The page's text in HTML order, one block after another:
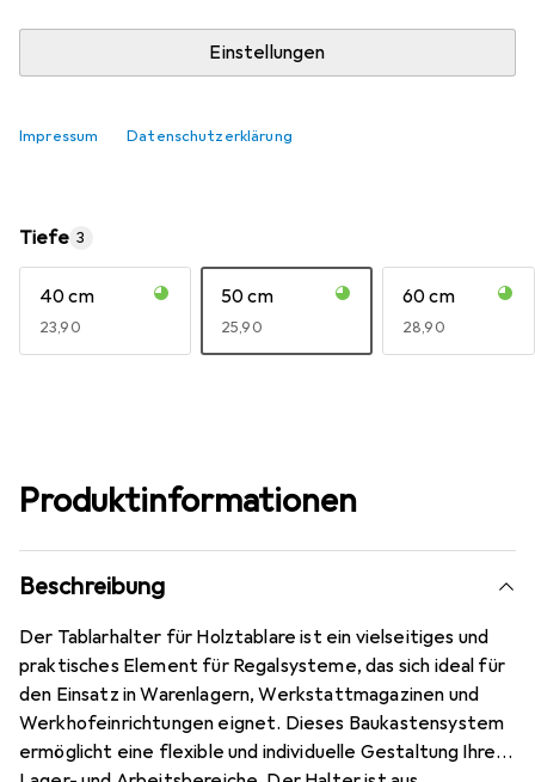
Einstellungen
Impressum Datenschutzerklärung
Tiefe 3
40 cm
EUR
23,90
50 cm
EUR
25,90
60 cm
EUR
28,90
Produktinformationen
Beschreibung
Der Tablarhalter für Holztablare ist ein vielseitiges und
praktisches Element für Regalsysteme, das sich ideal für
den Einsatz in Warenlagern, Werkstattmagazinen und
Werkhofeinrichtungen eignet. Dieses Baukastensystem
ermöglicht eine flexible und individuelle Gestaltung Ihrer